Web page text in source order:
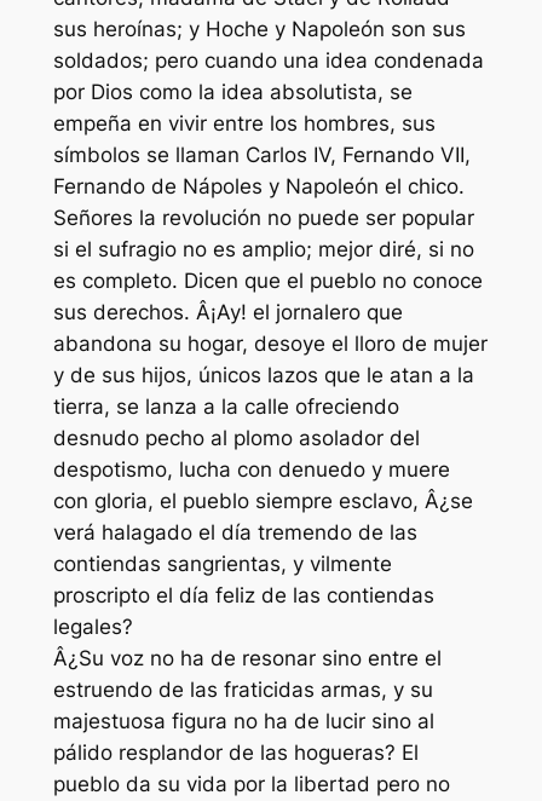
sus heroínas; y Hoche y Napoleón son sus
soldados; pero cuando una idea condenada
por Dios como la idea absolutista, se
empeña en vivir entre los hombres, sus
símbolos se llaman Carlos IV, Fernando VII,
Fernando de Nápoles y Napoleón el chico.
Señores la revolución no puede ser popular
si el sufragio no es amplio; mejor diré, si no
es completo. Dicen que el pueblo no conoce
sus derechos. Â¡Ay! el jornalero que
abandona su hogar, desoye el lloro de mujer
y de sus hijos, únicos lazos que le atan a la
tierra, se lanza a la calle ofreciendo
desnudo pecho al plomo asolador del
despotismo, lucha con denuedo y muere
con gloria, el pueblo siempre esclavo, Â¿se
verá halagado el día tremendo de las
contiendas sangrientas, y vilmente
proscripto el día feliz de las contiendas
legales?
Â¿Su voz no ha de resonar sino entre el
estruendo de las fraticidas armas, y su
majestuosa figura no ha de lucir sino al
pálido resplandor de las hogueras? El
pueblo da su vida por la libertad pero no